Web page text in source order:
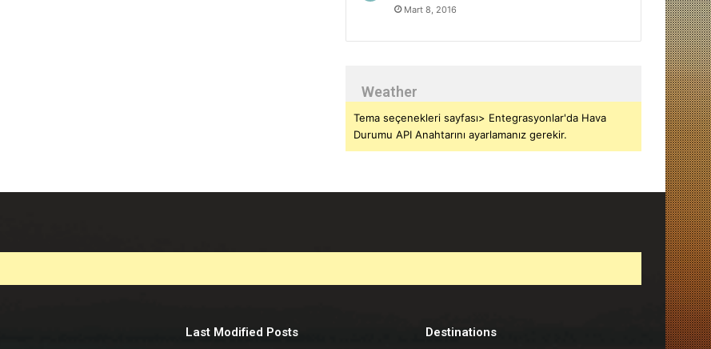
Mart 8, 2016
Weather
Tema seçenekleri sayfası> Entegrasyonlar'da Hava
Durumu API Anahtarını ayarlamanız gerekir.
Last Modified Posts Destinations